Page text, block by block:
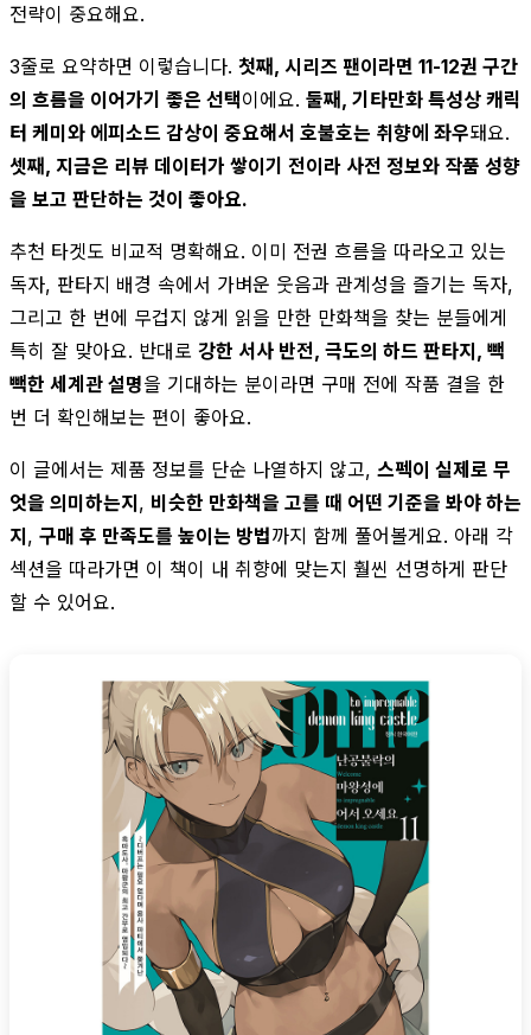
전략이 중요해요.
3줄로 요약하면 이렇습니다. 첫째, 시리즈 팬이라면 11-12권 구간
의 흐름을 이어가기 좋은 선택이에요. 둘째, 기타만화 특성상 캐릭
터 케미와 에피소드 감상이 중요해서 호불호는 취향에 좌우돼요.
셋째, 지금은 리뷰 데이터가 쌓이기 전이라 사전 정보와 작품 성향
을 보고 판단하는 것이 좋아요.
추천 타겟도 비교적 명확해요. 이미 전권 흐름을 따라오고 있는
독자, 판타지 배경 속에서 가벼운 웃음과 관계성을 즐기는 독자,
그리고 한 번에 무겁지 않게 읽을 만한 만화책을 찾는 분들에게
특히 잘 맞아요. 반대로 강한 서사 반전, 극도의 하드 판타지, 빽
빽한 세계관 설명을 기대하는 분이라면 구매 전에 작품 결을 한
번 더 확인해보는 편이 좋아요.
이 글에서는 제품 정보를 단순 나열하지 않고, 스펙이 실제로 무
엇을 의미하는지, 비슷한 만화책을 고를 때 어떤 기준을 봐야 하는
지, 구매 후 만족도를 높이는 방법까지 함께 풀어볼게요. 아래 각
섹션을 따라가면 이 책이 내 취향에 맞는지 훨씬 선명하게 판단
할 수 있어요.